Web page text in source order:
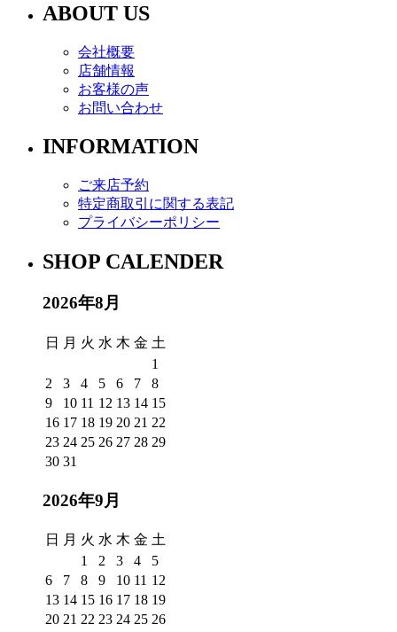
ABOUT US
会社概要
店舗情報
お客様の声
お問い合わせ
INFORMATION
ご来店予約
特定商取引に関する表記
プライバシーポリシー
SHOP CALENDER
2026年8月
日 月 火 水 木 金 土
1
2
3 4 5 6 7
8
9
10 11 12 13 14 15
16 17 18 19 20 21 22
23 24 25 26 27 28 29
30 31
2026年9月
日 月 火 水 木 金 土
1
2 3 4
5
6
7 8 9 10 11 12
13 14 15 16 17 18 19
20 21 22 23 24 25 26